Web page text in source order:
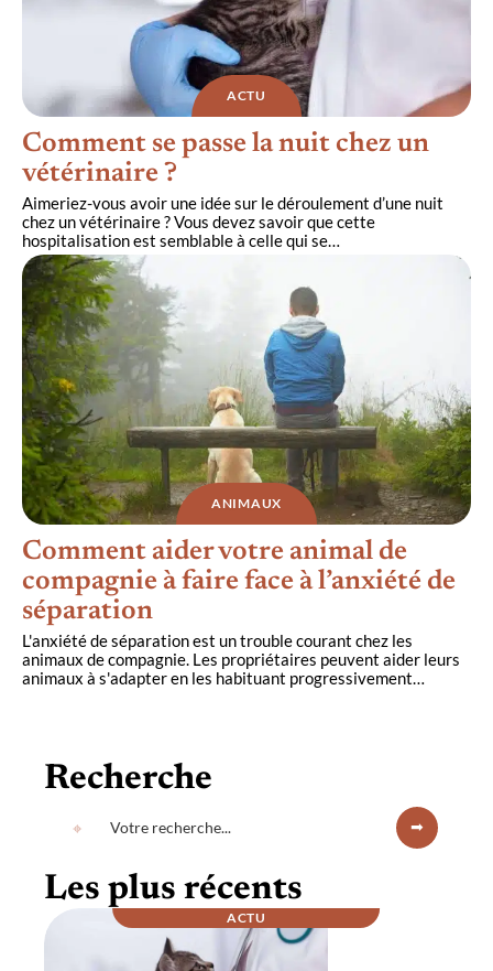
ACTU
Comment se passe la nuit chez un
vétérinaire ?
Aimeriez-vous avoir une idée sur le déroulement d’une nuit
chez un vétérinaire ? Vous devez savoir que cette
hospitalisation est semblable à celle qui se…
ANIMAUX
Comment aider votre animal de
compagnie à faire face à l’anxiété de
séparation
L'anxiété de séparation est un trouble courant chez les
animaux de compagnie. Les propriétaires peuvent aider leurs
animaux à s'adapter en les habituant progressivement
Recherche
Les plus récents
ACTU